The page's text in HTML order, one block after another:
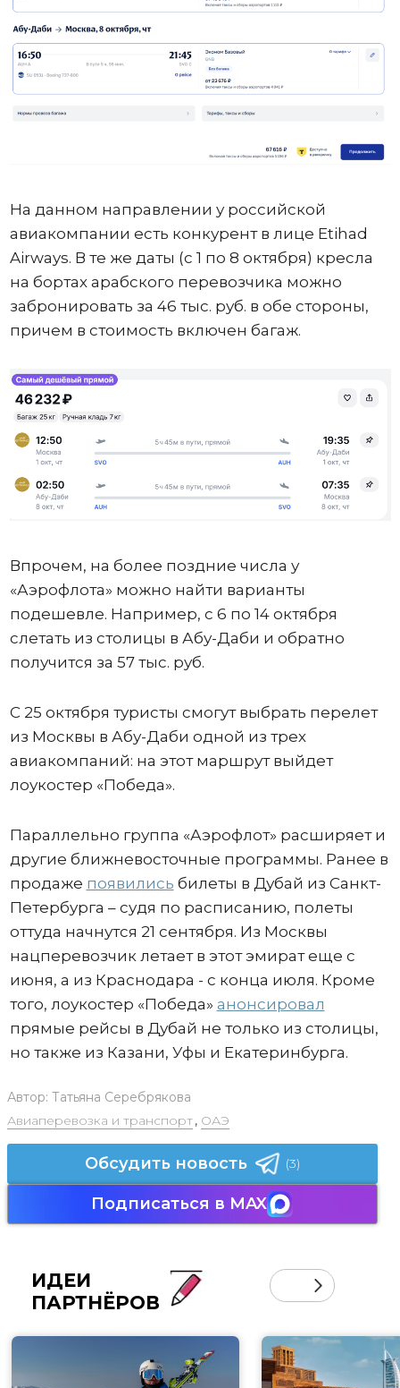
На данном направлении у российской
авиакомпании есть конкурент в лице Etihad
Airways. В те же даты (с 1 по 8 октября) кресла
на бортах арабского перевозчика можно
забронировать за 46 тыс. руб. в обе стороны,
причем в стоимость включен багаж.
Впрочем, на более поздние числа у
«Аэрофлота» можно найти варианты
подешевле. Например, с 6 по 14 октября
слетать из столицы в Абу-Даби и обратно
получится за 57 тыс. руб.
С 25 октября туристы смогут выбрать перелет
из Москвы в Абу-Даби одной из трех
авиакомпаний: на этот маршрут выйдет
лоукостер «Победа».
Параллельно группа «Аэрофлот» расширяет и
другие ближневосточные программы. Ранее в
продаже появились билеты в Дубай из Санкт-
Петербурга – судя по расписанию, полеты
оттуда начнутся 21 сентября. Из Москвы
нацперевозчик летает в этот эмират еще с
июня, а из Краснодара - с конца июля. Кроме
того, лоукостер «Победа» анонсировал
прямые рейсы в Дубай не только из столицы,
но также из Казани, Уфы и Екатеринбурга.
Автор: Татьяна Серебрякова
Авиаперевозка и транспорт, ОАЭ
Обсудить новость (3)
Подписаться в MAX
ИДЕИ
ПАРТНЁРОВ